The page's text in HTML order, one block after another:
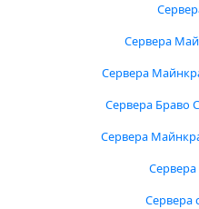
Сервера
Сервера
Сервера Браво
Сервера
Сервера
Сервера